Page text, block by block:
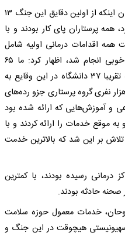
به گزارش ایسنا، دکتر عباس عبادی با بیان اینکه از اولین دقایق این جنگ ۱۳
پرستاران پای کار بودند و با
همه اقدامات درمانی اولیه شامل
اقدامات اورژانسی و سایر خدمات به خوبی انجام شد، اظهار کرد: ما ۶۵
دانشگاه علوم پزشکی در کشور داریم که تقریبا ۳۷ دانشگاه در این وقایع به
مستقیم درگیر بودند و جمعیت ۲۱۵ هزار نفری گروه پرستاری جزو رده‌های
و آموزش‌هایی که ارائه شده بود
موقع خدمات را ارائه کردند و با
بر این شد که بالاترین خدمت
درمانی رسیده بودند، با کمترین
حادثه بودند.
خدمات معمول حوزه سلامت
هیچوقت در این جنگ و